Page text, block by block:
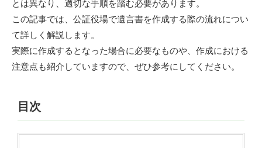
とは異なり、適切な手順を踏む必要があります。
この記事では、公証役場で遺言書を作成する際の流れについ
て詳しく解説します。
実際に作成するとなった場合に必要なものや、作成における
注意点も紹介していますので、ぜひ参考にしてください。
目次